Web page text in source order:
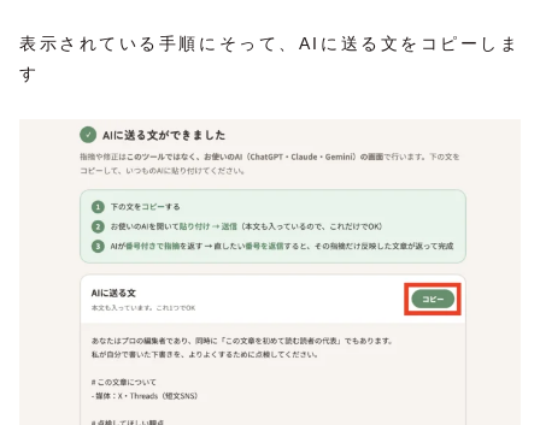
表示されている手順にそって、AIに送る文をコピーしま
す